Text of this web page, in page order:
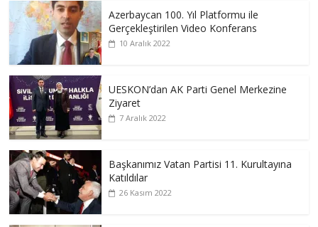
Azerbaycan 100. Yıl Platformu ile
Gerçekleştirilen Video Konferans
10 Aralık 2022
UESKON’dan AK Parti Genel Merkezine
Ziyaret
7 Aralık 2022
Başkanımız Vatan Partisi 11. Kurultayına
Katıldılar
26 Kasım 2022